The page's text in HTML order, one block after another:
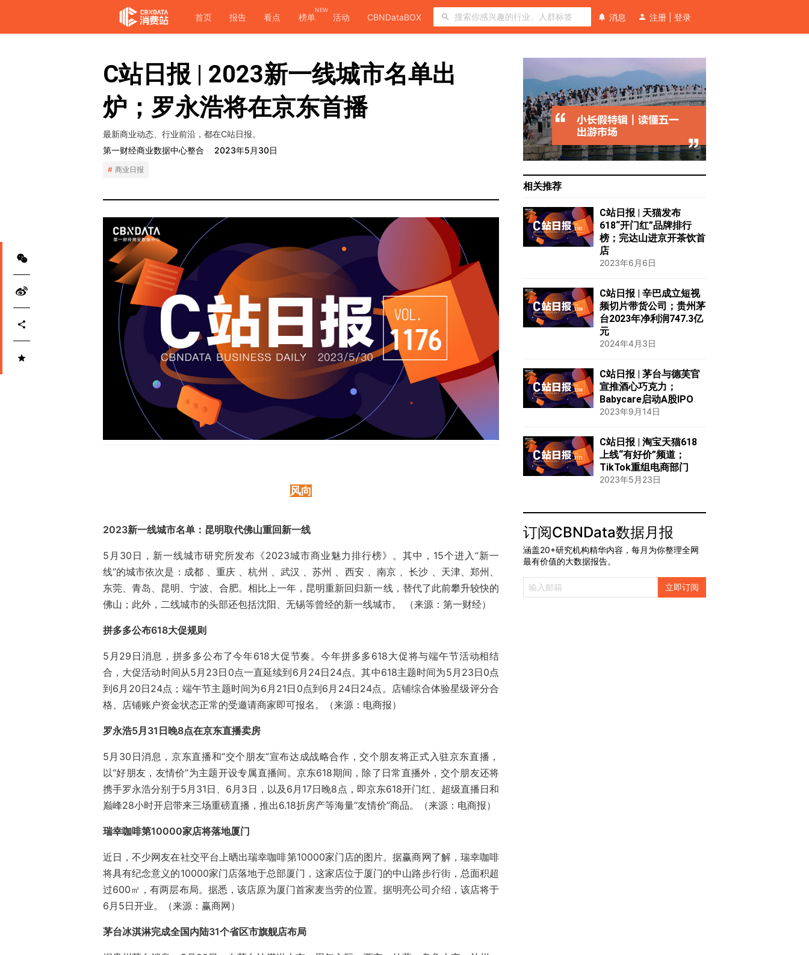
首页 报告 看点 榜单
NEW
活动 CBNDataBOX 消息 注册 登录
C站日报 | 2023新一线城市名单出
炉；罗永浩将在京东首播
最新商业动态、行业前沿，都在C站日报。
第一财经商业数据中心整合
2023年5月30日
商业日报
风向
2023新一线城市名单：昆明取代佛山重回新一线
5月30日，新一线城市研究所发布《2023城市商业魅力排行榜》。其中，15个进入“新一
线”的城市依次是：成都 、重庆 、杭州 、武汉 、苏州 、西安 、南京 、长沙 、天津、郑州、
东莞、青岛、昆明、宁波、合肥。相比上一年，昆明重新回归新一线，替代了此前攀升较快的
佛山；此外，二线城市的头部还包括沈阳、无锡等曾经的新一线城市。 （来源：第一财经）
拼多多公布618大促规则
5月29日消息，拼多多公布了今年618大促节奏。今年拼多多618大促将与端午节活动相结
合，大促活动时间从5月23日0点一直延续到6月24日24点。其中618主题时间为5月23日0点
到6月20日24点；端午节主题时间为6月21日0点到6月24日24点。店铺综合体验星级评分合
格、店铺账户资金状态正常的受邀请商家即可报名。（来源：电商报）
罗永浩5月31日晚8点在京东直播卖房
5月30日消息，京东直播和“交个朋友”宣布达成战略合作，交个朋友将正式入驻京东直播，
以“好朋友，友情价”为主题开设专属直播间。京东618期间，除了日常直播外，交个朋友还将
携手罗永浩分别于5月31日、6月3日，以及6月17日晚8点，即京东618开门红、超级直播日和
巅峰28小时开启带来三场重磅直播，推出6.18折房产等海量“友情价”商品。（来源：电商报）
瑞幸咖啡第10000家店将落地厦门
近日，不少网友在社交平台上晒出瑞幸咖啡第10000家门店的图片。据赢商网了解，瑞幸咖啡
将具有纪念意义的10000家门店落地于总部厦门，这家店位于厦门的中山路步行街，总面积超
过600㎡，有两层布局。据悉，该店原为厦门首家麦当劳的位置。据明亮公司介绍，该店将于
6月5日开业。（来源：赢商网）
茅台冰淇淋完成全国内陆31个省区市旗舰店布局
相关推荐
C站日报 | 天猫发布
618“开门红”品牌排行
榜；完达山进京开茶饮首
店
2023年6月6日
C站日报 | 辛巴成立短视
频切片带货公司；贵州茅
台2023年净利润747.3亿
元
2024年4月3日
C站日报 | 茅台与德芙官
宣推酒心巧克力；
Babycare启动A股IPO
2023年9月14日
C站日报 | 淘宝天猫618
上线“有好价”频道；
TikTok重组电商部门
2023年5月23日
订阅CBNData数据月报
涵盖20+研究机构精华内容，每月为你整理全网
最有价值的大数据报告。
立即订阅